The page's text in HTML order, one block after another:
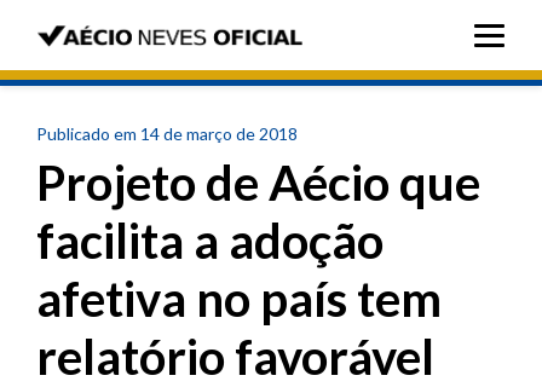
Publicado em 14 de março de 2018
Projeto de Aécio que
facilita a adoção
afetiva no país tem
relatório favorável